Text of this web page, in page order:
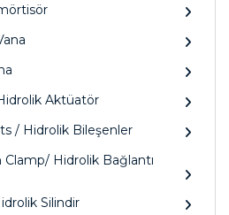
Aktüatör
/ Hidrolik Bileşenler
Hidrolik Bağlantı
Silindir